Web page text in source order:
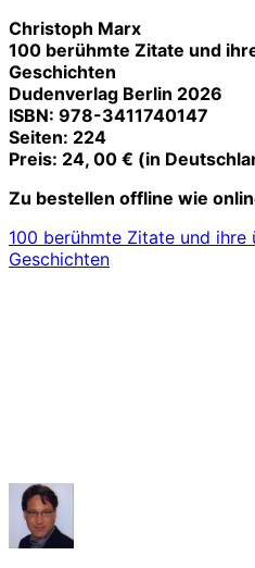
Christoph Marx
100 berühmte Zitate und
Geschichten
Dudenverlag Berlin 2026
ISBN: 978-3411740147
Seiten: 224
Preis: 24, 00 € (in
Zu bestellen offline wie
100 berühmte Zitate und ihre
Geschichten